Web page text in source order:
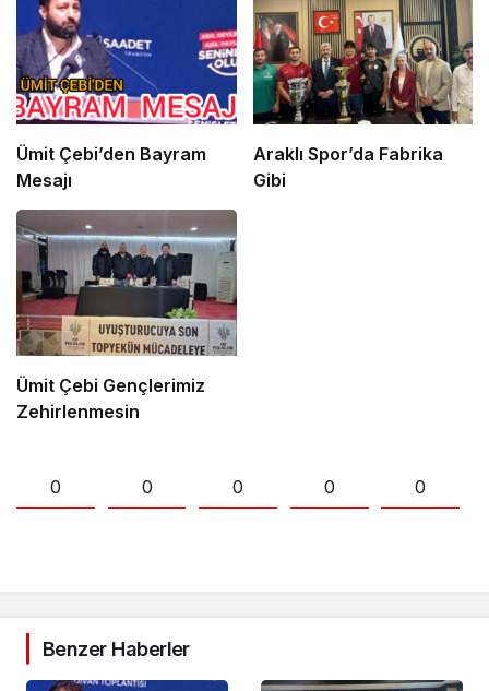
Ümit Çebi’den Bayram
Mesajı
Araklı Spor’da Fabrika
Gibi
Ümit Çebi Gençlerimiz
Zehirlenmesin
0 0 0 0 0
Benzer Haberler